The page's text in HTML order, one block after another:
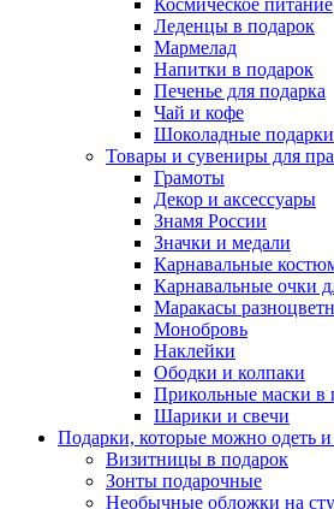
Космическое питание
Леденцы в подарок
Мармелад
Напитки в подарок
Печенье для подарка
Чай и кофе
Шоколадные подарки
Товары и сувениры для
Грамоты
Декор и аксессуары
Знамя России
Значки и медали
Карнавальные
Карнавальные очки
Маракасы
Монобровь
Наклейки
Ободки и колпаки
Прикольные маски в
Шарики и свечи
Подарки, которые можно одеть и
Визитницы в подарок
Зонты подарочные
Необычные обложки на